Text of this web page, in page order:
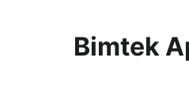
Bimtek